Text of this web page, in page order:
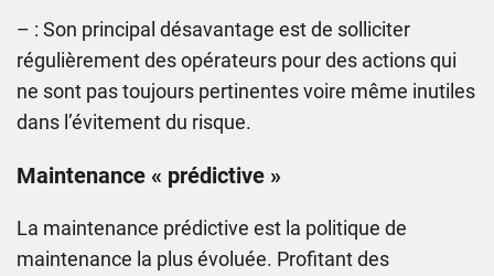
– : Son principal désavantage est de solliciter
régulièrement des opérateurs pour des actions qui
ne sont pas toujours pertinentes voire même inutiles
dans l’évitement du risque.
Maintenance « prédictive »
La maintenance prédictive est la politique de
maintenance la plus évoluée. Profitant des